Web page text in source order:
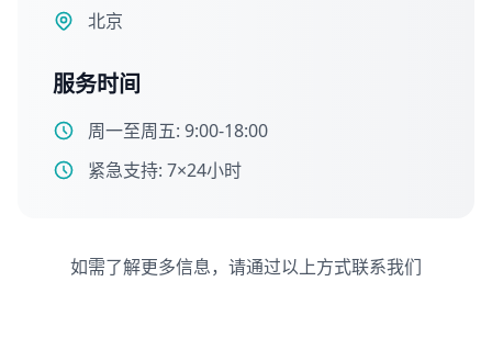
北京
服务时间
周一至周五: 9:00-18:00
紧急支持: 7×24小时
如需了解更多信息，请通过以上方式联系我们